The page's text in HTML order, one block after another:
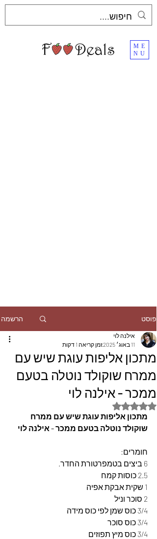
ME
NU
פוסט הרשמה
מתכון אליפות עוגת שיש עם
ממרח שוקולד נוטלה בטעם
ממכר - אילנה לוי
אילנה לוי
11 באוג׳ 2025
זמן קריאה 1 דקות
דירוג של NaN מתוך 5 כוכבים
מתכון אליפות עוגת שיש עם ממרח
שוקולד נוטלה בטעם ממכר - אילנה לוי
חומרים:
6 ביצים בטמפרטורת החדר.
2.5 כוסות קמח
1 שקית אבקת אפיה
2 סוכר וניל
3/4 כוס שמן לפי כוס מידה
3/4 כוס סוכר
3/4 כוס מיץ תפוזים